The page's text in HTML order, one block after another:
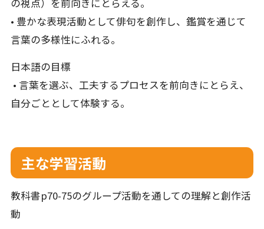
の視点）を前向きにとらえる。
• 豊かな表現活動として俳句を創作し、鑑賞を通じて
言葉の多様性にふれる。
日本語の目標
• 言葉を選ぶ、工夫するプロセスを前向きにとらえ、
自分ごととして体験する。
主な学習活動
教科書p70-75のグループ活動を通しての理解と創作活
動